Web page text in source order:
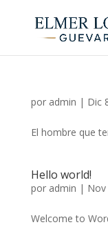
por admin | Dic
El hombre que
Hello world!
por admin | Nov
Welcome to